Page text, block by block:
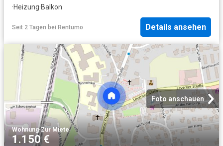
·Heizung·Balkon
Seit 2 Tagen bei Rentumo Details ansehen
Foto anschauen
Wohnung·Zur Miete
1.150 €